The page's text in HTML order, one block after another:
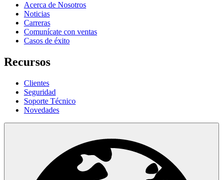
Acerca de Nosotros
Noticias
Carreras
Comunícate con ventas
Casos de éxito
Recursos
Clientes
Seguridad
Soporte Técnico
Novedades